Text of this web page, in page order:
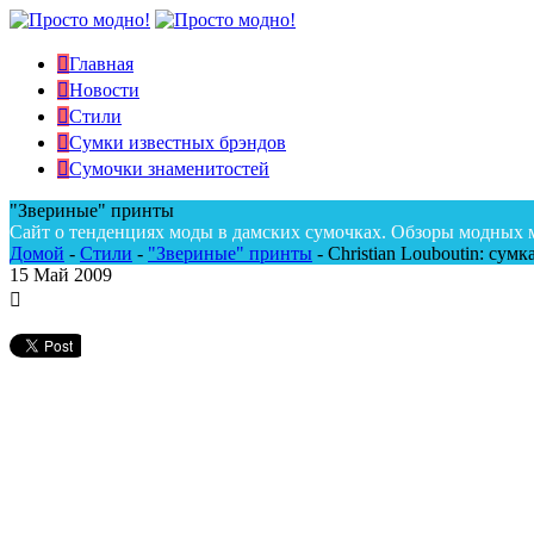
Главная
Новости
Стили
Сумки известных брэндов
Сумочки знаменитостей
"Звериные" принты
Сайт о тенденциях моды в дамских сумочках. Обзоры модных
Домой - Стили - "Звериные" принты - Christian Louboutin:
15 Май 2009